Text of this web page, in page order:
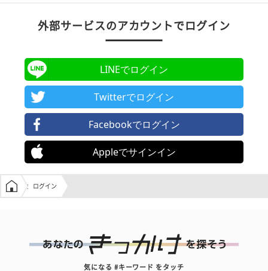
外部サービスのアカウントでログイン
LINEでログイン
Twitterでログイン
Facebookでログイン
Appleでサインイン
学生の窓口トップ
ログイン
気になる #キーワード をタッチ